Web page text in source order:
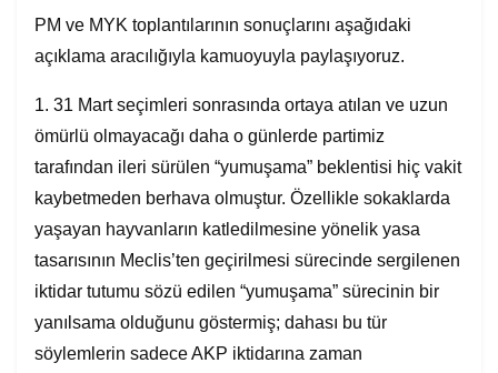
PM ve MYK toplantılarının sonuçlarını aşağıdaki
açıklama aracılığıyla kamuoyuyla paylaşıyoruz.
1. 31 Mart seçimleri sonrasında ortaya atılan ve uzun
ömürlü olmayacağı daha o günlerde partimiz
tarafından ileri sürülen “yumuşama” beklentisi hiç vakit
kaybetmeden berhava olmuştur. Özellikle sokaklarda
yaşayan hayvanların katledilmesine yönelik yasa
tasarısının Meclis’ten geçirilmesi sürecinde sergilenen
iktidar tutumu sözü edilen “yumuşama” sürecinin bir
yanılsama olduğunu göstermiş; dahası bu tür
söylemlerin sadece AKP iktidarına zaman